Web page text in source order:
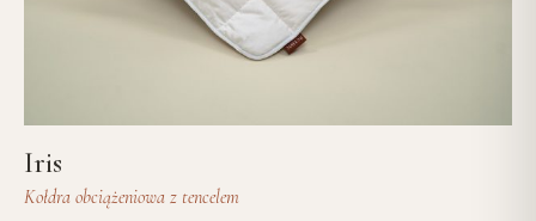
Iris
Kołdra obciążeniowa z tencelem